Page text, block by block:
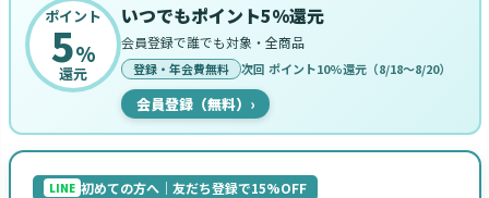
ポイント
5%
還元
いつでもポイント5%還元
会員登録で誰でも対象・全商品
登録・年会費無料 次回 ポイント10%還元（8/18〜8/20）
会員登録（無料） ›
LINE 初めての方へ｜友だち登録で15%OFF